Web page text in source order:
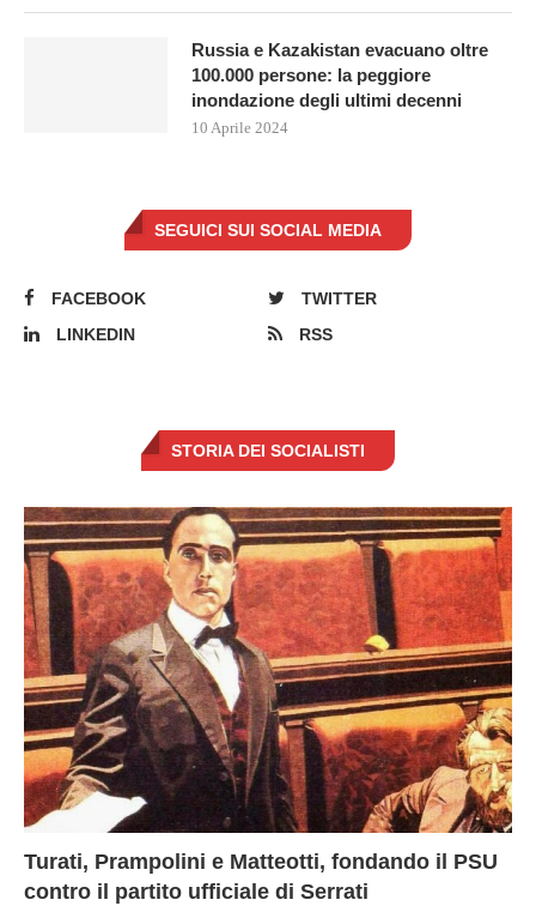
Russia e Kazakistan evacuano oltre
100.000 persone: la peggiore
inondazione degli ultimi decenni
10 Aprile 2024
SEGUICI SUI SOCIAL MEDIA
FACEBOOK
TWITTER
LINKEDIN
RSS
STORIA DEI SOCIALISTI
Turati, Prampolini e Matteotti, fondando il PSU
contro il partito ufficiale di Serrati